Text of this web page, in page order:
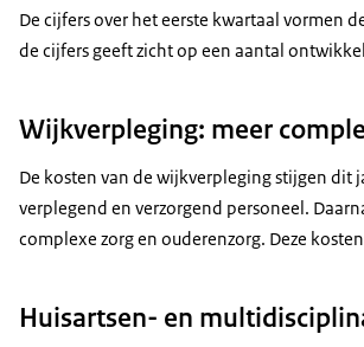
De cijfers over het eerste kwartaal vormen
de cijfers geeft zicht op een aantal
Wijkverpleging: meer
De kosten van de wijkverpleging stijgen dit
verplegend en verzorgend personeel.
complexe zorg en ouderenzorg. Deze
Huisartsen- en